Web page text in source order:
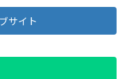
サイト